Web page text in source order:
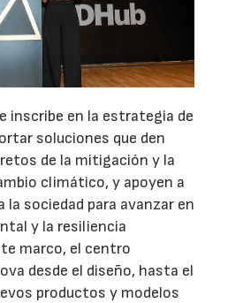
inscribe en la estrategia de
soluciones que den
de la mitigación y la
climático, y apoyen a
la sociedad para avanzar en
y la resiliencia
marco, el centro
desde el diseño, hasta el
productos y modelos